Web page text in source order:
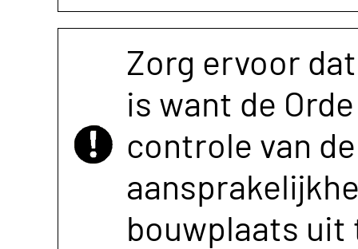
Zorg ervoor
is want de
controle van
bouwplaats uit